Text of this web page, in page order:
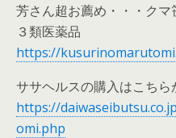
芳さん超お薦め・・・ク
３類医薬品
https://
ササヘルスの購入はこちら
https://
omi.php